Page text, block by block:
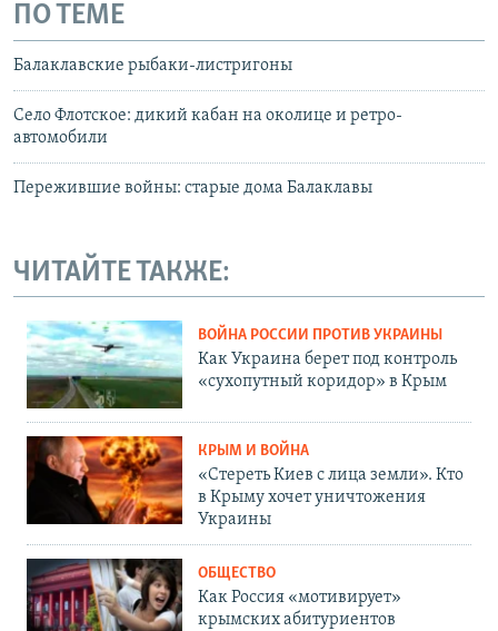
ПО ТЕМЕ
Балаклавские рыбаки-листригоны
Село Флотское: дикий кабан на околице и ретро-
автомобили
Пережившие войны: старые дома Балаклавы
ЧИТАЙТЕ ТАКЖЕ:
ВОЙНА РОССИИ ПРОТИВ УКРАИНЫ
Как Украина берет под контроль
«сухопутный коридор» в Крым
КРЫМ И ВОЙНА
«Стереть Киев с лица земли». Кто
в Крыму хочет уничтожения
Украины
ОБЩЕСТВО
Как Россия «мотивирует»
крымских абитуриентов